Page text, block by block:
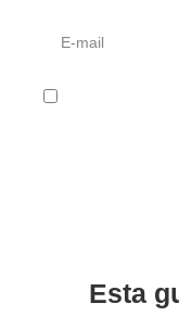
Esta